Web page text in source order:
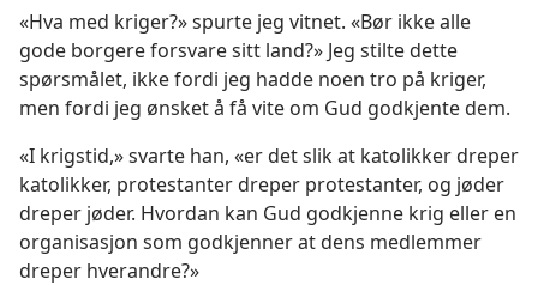
«Hva med kriger?» spurte jeg vitnet. «Bør ikke alle
gode borgere forsvare sitt land?» Jeg stilte dette
spørsmålet, ikke fordi jeg hadde noen tro på kriger,
men fordi jeg ønsket å få vite om Gud godkjente dem.
«I krigstid,» svarte han, «er det slik at katolikker dreper
katolikker, protestanter dreper protestanter, og jøder
dreper jøder. Hvordan kan Gud godkjenne krig eller en
organisasjon som godkjenner at dens medlemmer
dreper hverandre?»